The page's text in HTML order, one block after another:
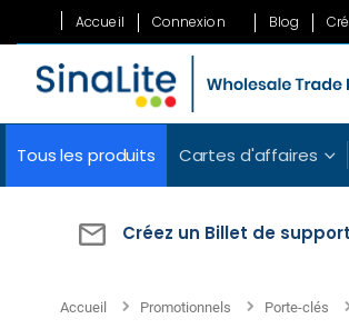
Accueil Connexion Blog
Tous les produits Cartes d'affaires
Créez un Billet de support
Accueil Promotionnels Porte-clés